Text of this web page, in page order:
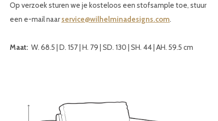
Op verzoek sturen we je kosteloos een stofsample toe, stuur
een e-mail naarservice@wilhelminadesigns.com.
Maat: W. 68.5 | D. 157 | H. 79 | SD. 130 | SH. 44 | AH. 59.5 cm